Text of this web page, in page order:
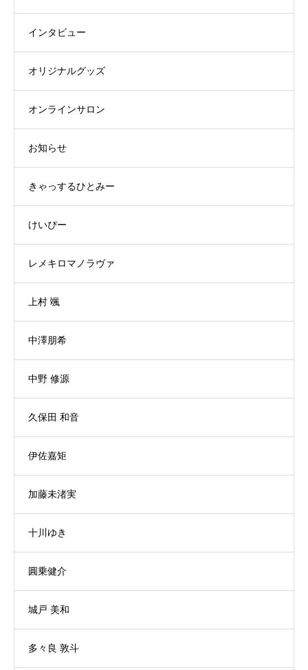
インタビュー
オリジナルグッズ
オンラインサロン
お知らせ
きゃっするひとみー
けいぴー
レメキロマノラヴァ
上村 颯
中澤朋希
中野 修源
久保田 和音
伊佐嘉矩
加藤未渚実
十川ゆき
圓乗健介
城戸 美和
多々良 敦斗